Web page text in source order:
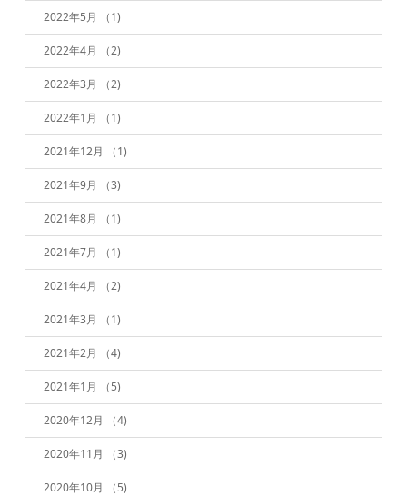
2022年5月 （1)
2022年4月 （2)
2022年3月 （2)
2022年1月 （1)
2021年12月 （1)
2021年9月 （3)
2021年8月 （1)
2021年7月 （1)
2021年4月 （2)
2021年3月 （1)
2021年2月 （4)
2021年1月 （5)
2020年12月 （4)
2020年11月 （3)
2020年10月 （5)